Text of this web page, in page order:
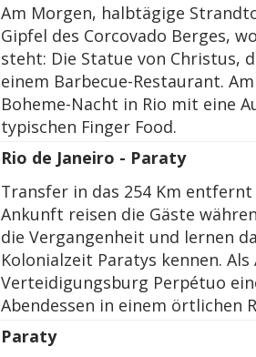
Am Morgen, halbtägige
Gipfel des Corcovado Berges,
steht: Die Statue von Christus,
einem Barbecue-Restaurant.
Boheme-Nacht in Rio mit eine
typischen Finger Food.
Rio de Janeiro - Paraty
Transfer in das 254 Km
Ankunft reisen die Gäste
die Vergangenheit und lernen
Kolonialzeit Paratys kennen.
Verteidigungsburg Perpétuo
Abendessen in einem örtlichen
Paraty